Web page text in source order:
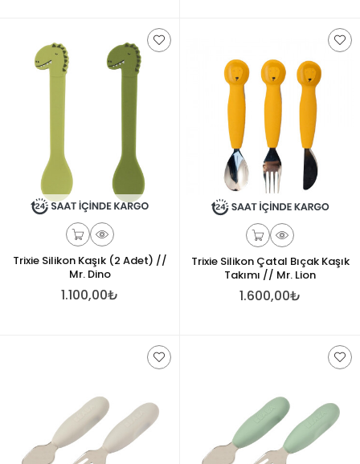
Trixie Silikon Kaşık (2 Adet) //
Mr. Dino
1.100,00₺
Trixie Silikon Çatal Bıçak Kaşık
Takımı // Mr. Lion
1.600,00₺